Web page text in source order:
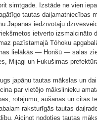
simtgade. Izstāde ne vien
tautas daiļamatniecības
Japānas iedzīvotāju
ietverto izsmalcināto
pazīstamajā Tōhoku
lielākās — Honšū — salas
Mijagi un Fukušimas
japāņu tautas mākslas un
par vietējo mākslinieku
rotājumu, aušanas un citās
raksturīgās tautas
Aicinot nodoties tautas